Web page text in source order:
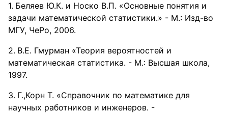
Беляев Ю.К. и Носко В.П. «Основные понятия и
задачи математической статистики.» - М.: Изд-во
МГУ, ЧеРо, 2006.
В.Е. Гмурман «Теория вероятностей и
математическая статистика. - М.: Высшая школа,
1997.
Г.,Корн Т. «Справочник по математике для
научных работников и инженеров. -